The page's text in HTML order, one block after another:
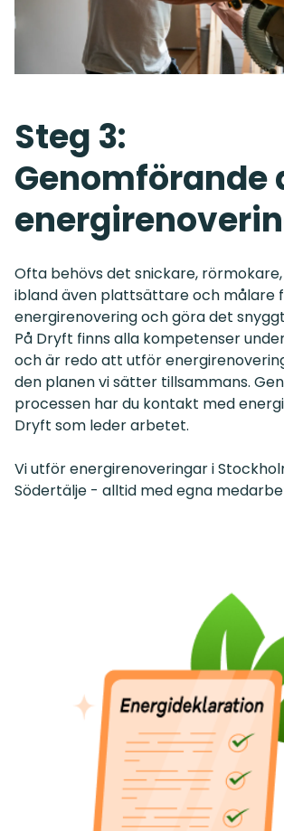
Steg 3:
Genomförande
Ofta behövs det snickare,
ibland även plattsättare och målare
energirenovering och göra det
På Dryft finns alla kompetenser
och är redo att utför
den planen vi sätter tillsammans.
processen har du kontakt med
Dryft som leder arbetet.
Vi utför energirenoveringar i
Södertälje - alltid med egna